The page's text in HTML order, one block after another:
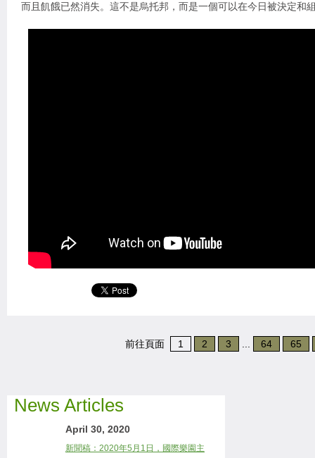
而且飢餓已然消失。這不是烏托邦，而是一個可以在今日被決定和
前往頁面 1 2 3 64 65
News Articles
April 30, 2020
新聞稿：2020年5月1日，國際樂園主